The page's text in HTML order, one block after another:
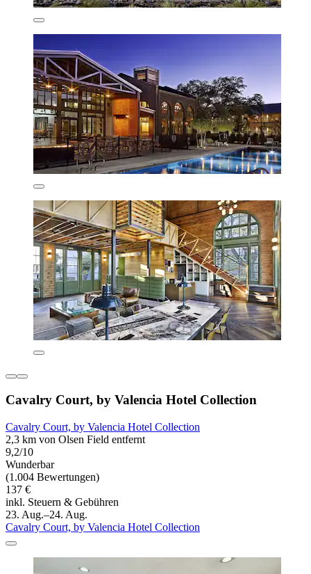
Cavalry Court, by Valencia Hotel Collection
Cavalry Court, by Valencia Hotel Collection
2,3 km von Olsen Field entfernt
9,2/10
Wunderbar
(1.004 Bewertungen)
137 €
inkl. Steuern & Gebühren
23. Aug.–24. Aug.
Cavalry Court, by Valencia Hotel Collection